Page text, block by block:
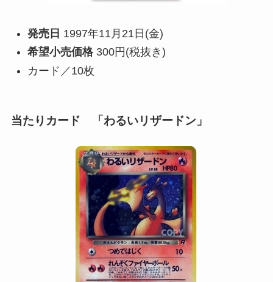
発売日 1997年11月21日(金)
希望小売価格300円(税抜き)
カード／10枚
当たりカード 「わるいリザードン」